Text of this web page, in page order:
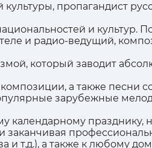
пропагандист
и культур.
и радио-ведущий,
который заводит
а также песни
зарубежные
календарному празднику,
заканчивая
и т.д.), а также к любому